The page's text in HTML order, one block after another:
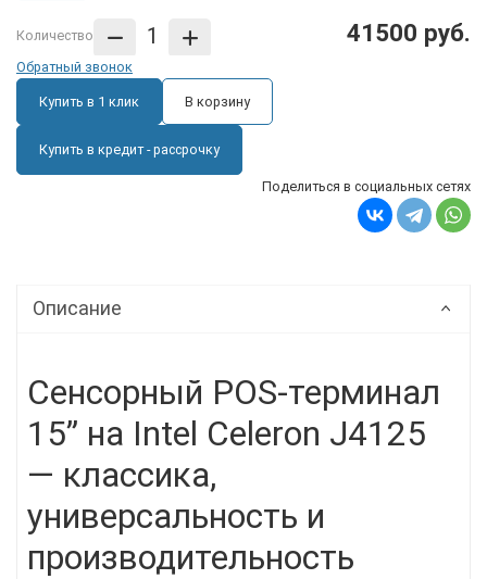
Количество 41500 руб.
Обратный звонок
Купить в 1 клик В корзину
Купить в кредит - рассрочку
Поделиться в социальных сетях
Описание
Сенсорный POS-терминал
15” на Intel Celeron J4125
— классика,
универсальность и
производительность